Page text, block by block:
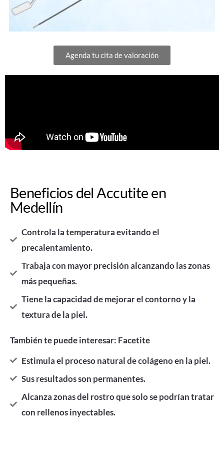
Agenda tu cita de valoración
Beneficios del Accutite en
Medellín
Controla la temperatura evitando el
precalentamiento.
Trabaja con mayor precisión alcanzando las zonas
más pequeñas.
Tiene la capacidad de mejorar el contorno y la
textura de la piel.
También te puede interesar: Facetite
Estimula el proceso natural de colágeno en la piel.
Sus resultados son permanentes.
Alcanza zonas del rostro que solo se podrían tratar
con rellenos inyectables.